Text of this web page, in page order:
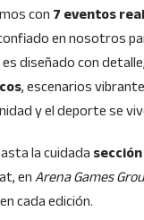
con7 eventos
en nosotros
diseñado con
, escenarios
y el deporte se
la cuidada
enArena Games
cada edición.